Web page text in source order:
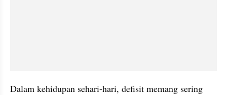
Dalam kehidupan sehari-hari, defisit memang sering